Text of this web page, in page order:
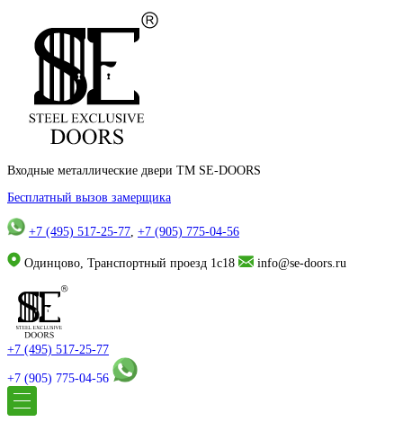
Входные металлические двери TM SE-DOORS
Бесплатный вызов замерщика
+7 (495) 517-25-77, +7 (905) 775-04-56
Одинцово, Транспортный проезд 1с18 info@se-doors.ru
+7 (495) 517-25-77
+7 (905) 775-04-56